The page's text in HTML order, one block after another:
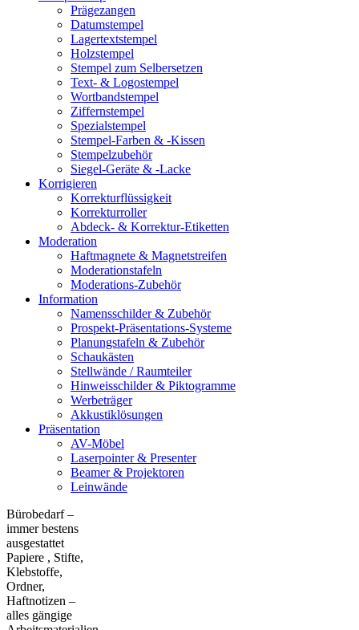
Prägezangen
Datumstempel
Lagertextstempel
Holzstempel
Stempel zum Selbersetzen
Text- & Logostempel
Wortbandstempel
Ziffernstempel
Spezialstempel
Stempel-Farben & -Kissen
Stempelzubehör
Siegel-Geräte & -Lacke
Korrigieren
Korrekturflüssigkeit
Korrekturroller
Abdeck- & Korrektur-Etiketten
Moderation
Haftmagnete & Magnetstreifen
Moderationstafeln
Moderations-Zubehör
Information
Namensschilder & Zubehör
Prospekt-Präsentations-Systeme
Planungstafeln & Zubehör
Schaukästen
Stellwände / Raumteiler
Hinweisschilder & Piktogramme
Werbeträger
Akkustiklösungen
Präsentation
AV-Möbel
Laserpointer & Presenter
Beamer & Projektoren
Leinwände
Bürobedarf –
immer bestens
ausgestattet
Papiere , Stifte,
Klebstoffe,
Ordner,
Haftnotizen –
alles gängige